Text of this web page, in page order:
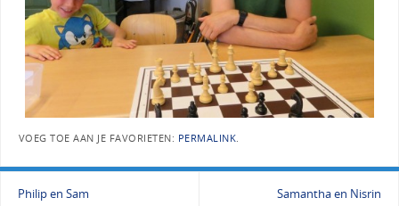
VOEG TOE AAN JE FAVORIETEN: PERMALINK.
Philip en Sam Samantha en Nisrin